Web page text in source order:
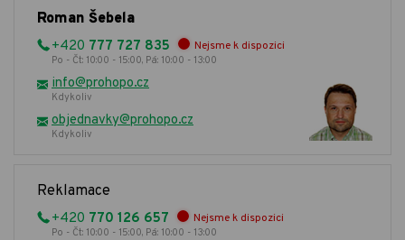
Roman Šebela
+420 777 727 835 Nejsme k dispozici
Po - Čt: 10:00 - 15:00, Pá: 10:00 - 13:00
info@prohopo.cz
Kdykoliv
objednavky@prohopo.cz
Kdykoliv
Reklamace
+420 770 126 657 Nejsme k dispozici
Po - Čt: 10:00 - 15:00, Pá: 10:00 - 13:00